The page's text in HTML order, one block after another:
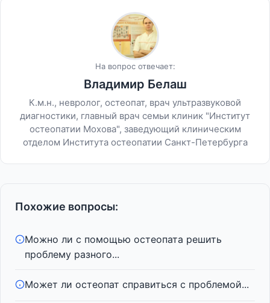
На вопрос отвечает:
Владимир Белаш
К.м.н., невролог, остеопат, врач ультразвуковой
диагностики, главный врач семьи клиник "Институт
остеопатии Мохова", заведующий клиническим
отделом Института остеопатии Санкт-Петербурга
Похожие вопросы:
Можно ли с помощью остеопата решить
проблему разного...
Может ли остеопат справиться с проблемой...